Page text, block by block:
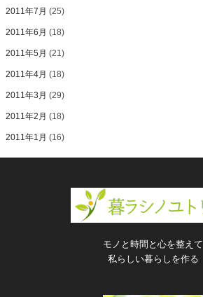
2011年7月 (25)
2011年6月 (18)
2011年5月 (21)
2011年4月 (18)
2011年3月 (29)
2011年2月 (18)
2011年1月 (16)
モノと時間と心を整えて
私らしい暮らしを作る